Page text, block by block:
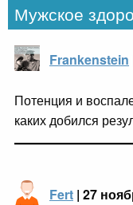
Мужское
Frankenstein
Потенция и
каких добился
Fert | 27